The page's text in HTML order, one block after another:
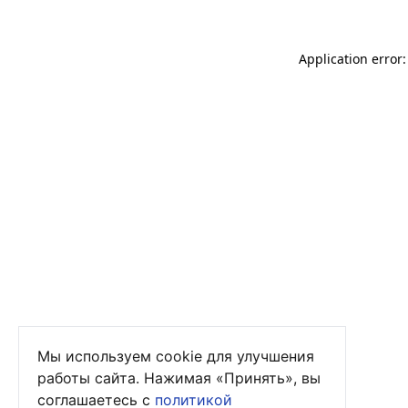
Application
Мы используем cookie для улучшения
работы сайта. Нажимая «Принять», вы
соглашаетесь с политикой